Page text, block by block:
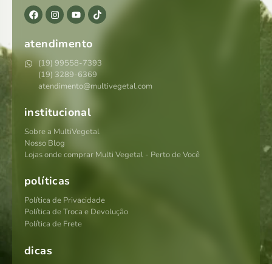
atendimento
(19) 99558-7393
(19) 3289-6369
atendimento@multivegetal.com
institucional
Sobre a MultiVegetal
Nosso Blog
Lojas onde comprar Multi Vegetal - Perto de Você
políticas
Política de Privacidade
Política de Troca e Devolução
Política de Frete
dicas